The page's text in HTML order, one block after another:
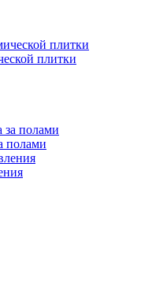
плитки
полами